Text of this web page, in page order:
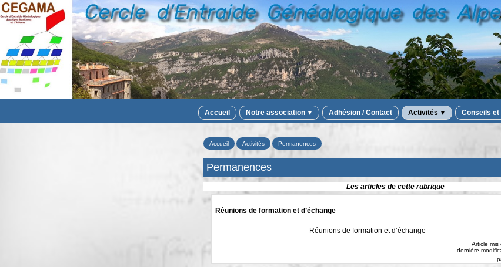
Accueil Notre association ▼ Adhésion / Contact Activités ▼ Conseils et
Accueil Activités Permanences
Permanences
Les articles de cette rubrique
Réunions de formation et d’échange
Réunions de formation et d’échange
Article mis
dernière